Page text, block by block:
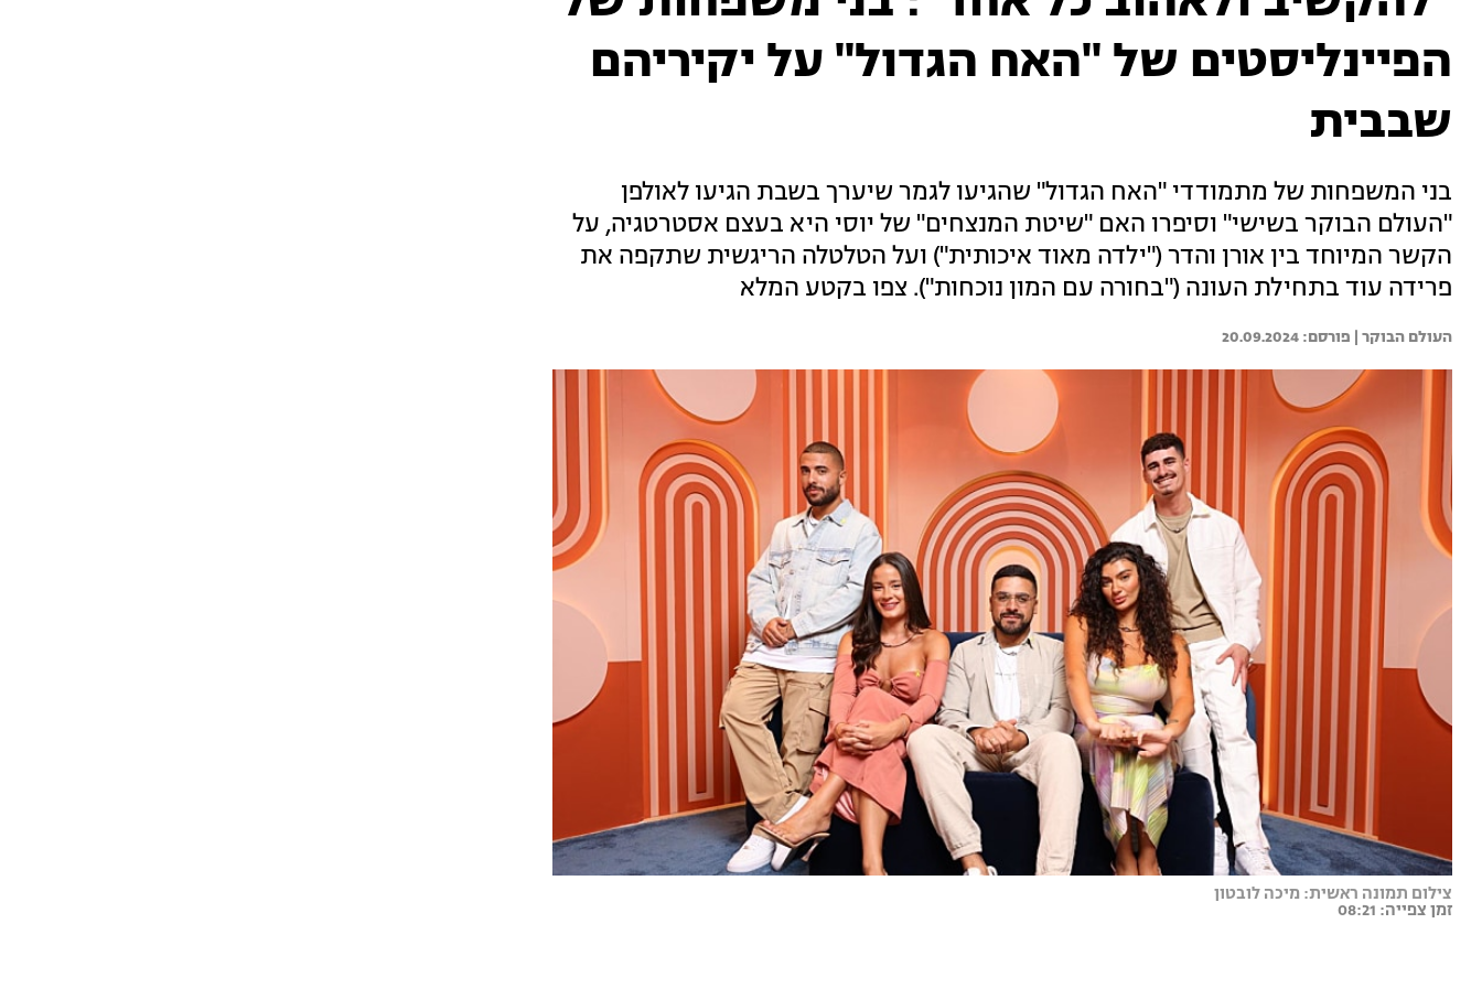
הפיינליסטים של "האח הגדול" על יקיריהם
שבבית
בני המשפחות של מתמודדי "האח הגדול" שהגיעו לגמר שיערך בשבת הגיעו לאולפן
"העולם הבוקר בשישי" וסיפרו האם "שיטת המנצחים" של יוסי היא בעצם אסטרטגיה, על
הקשר המיוחד בין אורן והדר ("ילדה מאוד איכותית") ועל הטלטלה הריגשית שתקפה את
פרידה עוד בתחילת העונה ("בחורה עם המון נוכחות"). צפו בקטע המלא
העולם הבוקר | 20.09.2024
צילום תמונה ראשית: מיכה לובטון
זמן צפייה: 08:21